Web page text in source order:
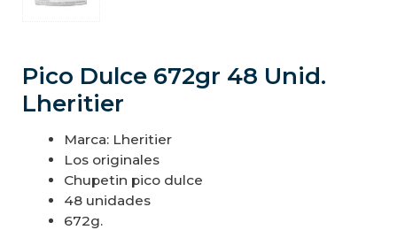
Pico Dulce 672gr 48 Unid.
Lheritier
Marca: Lheritier
Los originales
Chupetin pico dulce
48 unidades
672g.